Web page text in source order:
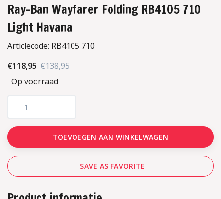
Ray-Ban Wayfarer Folding RB4105 710
Light Havana
Articlecode: RB4105 710
€118,95 €138,95
Op voorraad
TOEVOEGEN AAN WINKELWAGEN
SAVE AS FAVORITE